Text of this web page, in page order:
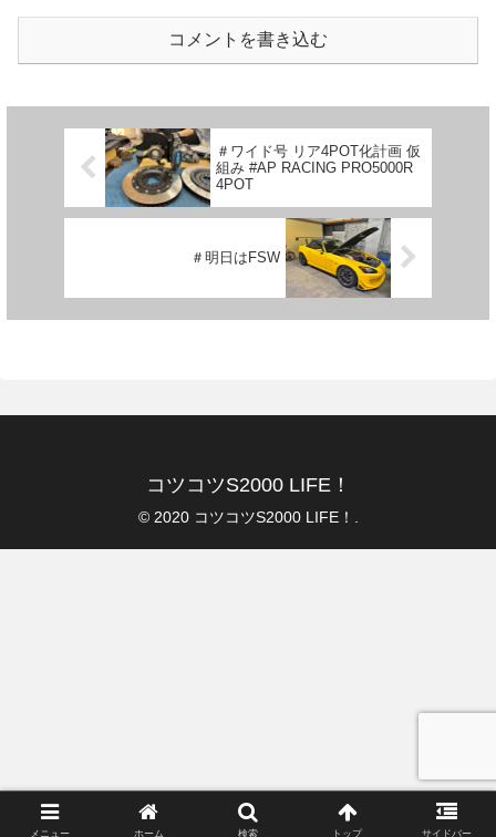
コメントを書き込む
＃ワイド号 リア4POT化計画 仮
組み #AP RACING PRO5000R
4POT
＃明日はFSW
コツコツS2000 LIFE！
© 2020 コツコツS2000 LIFE！.
メニュー ホーム 検索 トップ サイドバー